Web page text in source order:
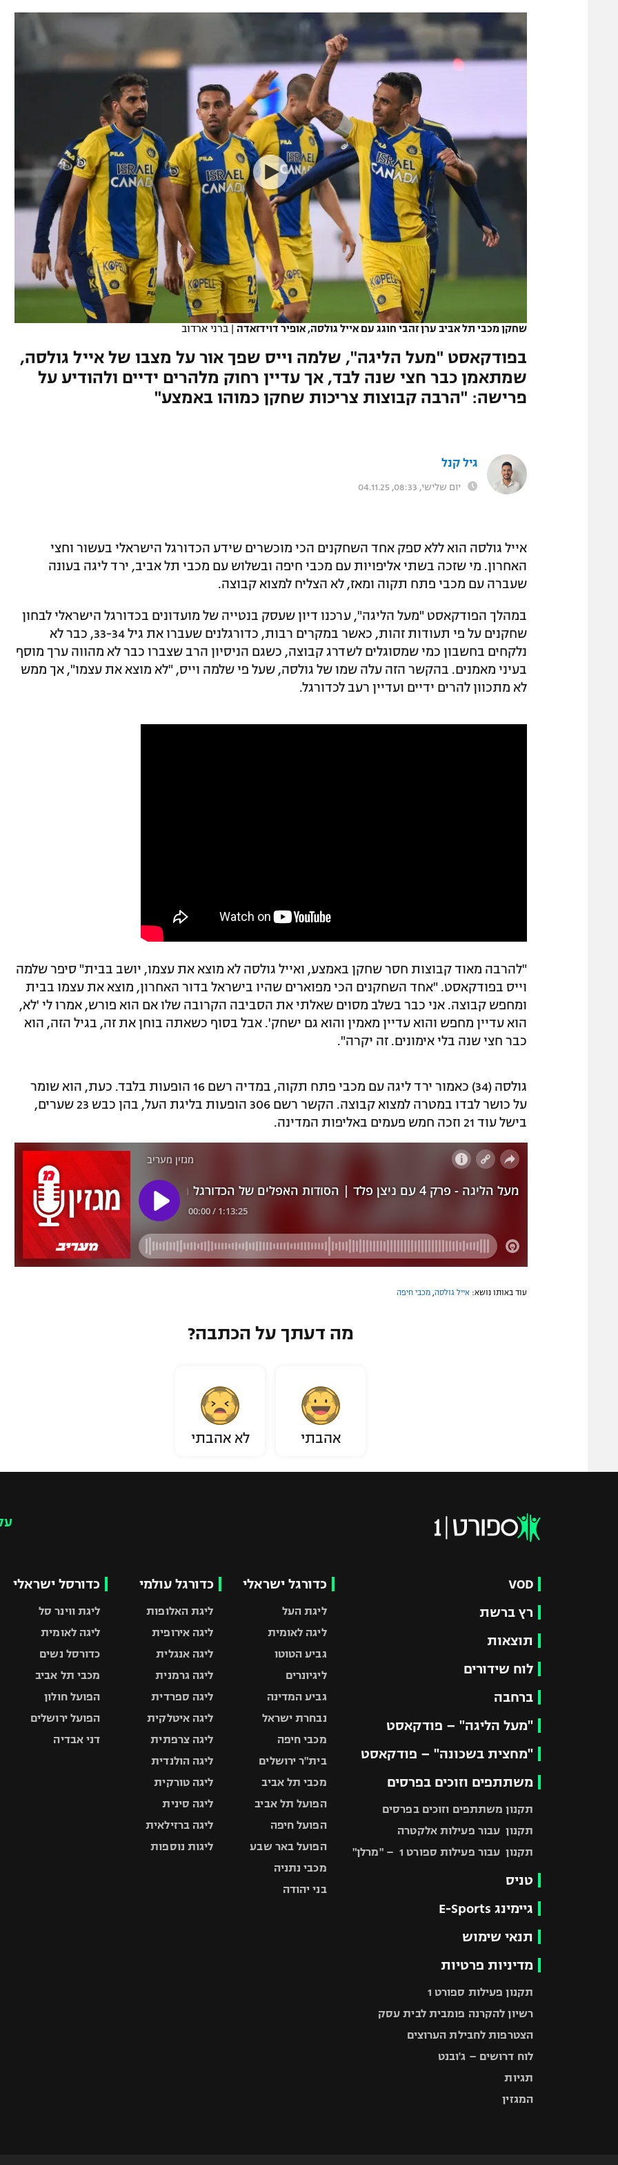
תקנון עבור פעילות אלקטרה
תקנון עבור פעילות ספורט 1 – "מרלן"
תנאי שימוש
מדיניות פרטיות
תקנון פעילות ספורט 1
רשיון להקרנה פומבית לבית עסק
הצטרפות לחבילת הערוצים
הפועל תל אביב
הפועל חיפה
הפועל באר שבע
מכבי נתניה
בני יהודה
ליגה סינית
ליגות נוספות
שחקן מכבי תל אביב ערן זהבי חוגג עם אייל גולסה, אופיר דוידזאדה | ברני ארדוב
בפודקאסט "מעל הליגה", שלמה וייס שפך אור על מצבו של אייל גולסה,
שמתאמן כבר חצי שנה לבד, אך עדיין רחוק מלהרים ידיים ולהודיע על
פרישה: "הרבה קבוצות צריכות שחקן כמוהו באמצע"
גיל קנל
יום שלישי, 08:33, 04.11.25
אייל גולסה הוא ללא ספק אחד השחקנים הכי מוכשרים שידע הכדורגל הישראלי בעשור וחצי
האחרון. מי שזכה בשתי אליפויות עם מכבי חיפה ובשלוש עם מכבי תל אביב, ירד ליגה בעונה
שעברה עם מכבי פתח תקוה ומאז, לא הצליח למצוא קבוצה.
במהלך הפודקאסט "מעל הליגה", ערכנו דיון שעסק בנטייה של מועדונים בכדורגל הישראלי לבחון
שחקנים על פי תעודות זהות, כאשר במקרים רבות, כדורגלנים שעברו את גיל 33-34, כבר לא
נלקחים בחשבון כמי שמסוגלים לשדרג קבוצה, כשגם הניסיון הרב שצברו כבר לא מהווה ערך מוסף
בעיני מאמנים. בהקשר הזה עלה שמו של גולסה, שעל פי שלמה וייס, "לא מוצא את עצמו", אך ממש
לא מתכוון להרים ידיים ועדיין רעב לכדורגל.
"להרבה מאוד קבוצות חסר שחקן באמצע, ואייל גולסה לא מוצא את עצמו, יושב בבית" סיפר שלמה
וייס בפודקאסט. "אחד השחקנים הכי מפוארים שהיו בישראל בדור האחרון, מוצא את עצמו בבית
ומחפש קבוצה. אני כבר בשלב מסוים שאלתי את הסביבה הקרובה שלו אם הוא פורש, אמרו לי 'לא,
הוא עדיין מחפש והוא עדיין מאמין והוא גם ישחק'. אבל בסוף כשאתה בוחן את זה, בגיל הזה, הוא
כבר חצי שנה בלי אימונים. זה יקרה".
גולסה (34) כאמור ירד ליגה עם מכבי פתח תקוה, במדיה רשם 16 הופעות בלבד. כעת, הוא שומר
על כושר לבדו במטרה למצוא קבוצה. הקשר רשם 306 הופעות בליגת העל, בהן כבש 23 שערים,
בישל עוד 21 וזכה חמש פעמים באליפות המדינה.
עוד באותו נושא: אייל גולסה מכבי חיפה
מה דעתך על הכתבה?
אהבתי לא אהבתי
VOD
רץ ברשת
תוצאות
לוח שידורים
ברחבה
"מעל הליגה" – פודקאסט
"מחצית בשכונה" – פודקאסט
משתתפים וזוכים בפרסים
תקנון משתתפים וזוכים בפרסים
תקנון עבור פעילות אלקטרה
תקנון עבור פעילות ספורט 1 – "מרלן"
טניס
גיימינג E-Sports
תנאי שימוש
מדיניות פרטיות
תקנון פעילות ספורט 1
רשיון להקרנה פומבית לבית עסק
הצטרפות לחבילת הערוצים
לוח דרושים – ג'ובנט
תגיות
המגזין
כדורגל ישראלי
ליגת העל
ליגה לאומית
גביע הטוטו
ליגיונרים
גביע המדינה
נבחרת ישראל
מכבי חיפה
בית"ר ירושלים
מכבי תל אביב
הפועל תל אביב
הפועל חיפה
הפועל באר שבע
מכבי נתניה
בני יהודה
כדורגל עולמי
ליגת האלופות
ליגה אירופית
ליגה אנגלית
ליגה גרמנית
ליגה ספרדית
ליגה איטלקית
ליגה צרפתית
ליגה הולנדית
ליגה טורקית
ליגה סינית
ליגה ברזילאית
ליגות נוספות
כדורסל ישראלי
ליגת ווינר סל
ליגה לאומית
כדורסל נשים
מכבי תל אביב
הפועל חולון
הפועל ירושלים
דני אבדיה